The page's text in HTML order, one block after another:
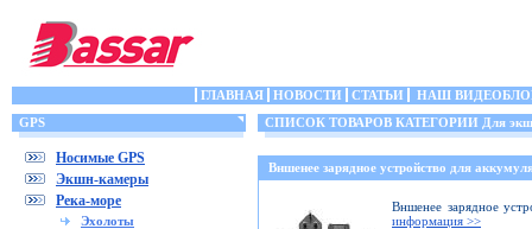
ГЛАВНАЯ НОВОСТИ СТАТЬИ
НАШ
GPS
Носимые GPS
Экшн-камеры
Река-море
Эхолоты
СПИСОК ТОВАРОВ КАТЕГОРИИ Для
Вншенее зарядное устройство для
Вншенее зарядное
информация >>